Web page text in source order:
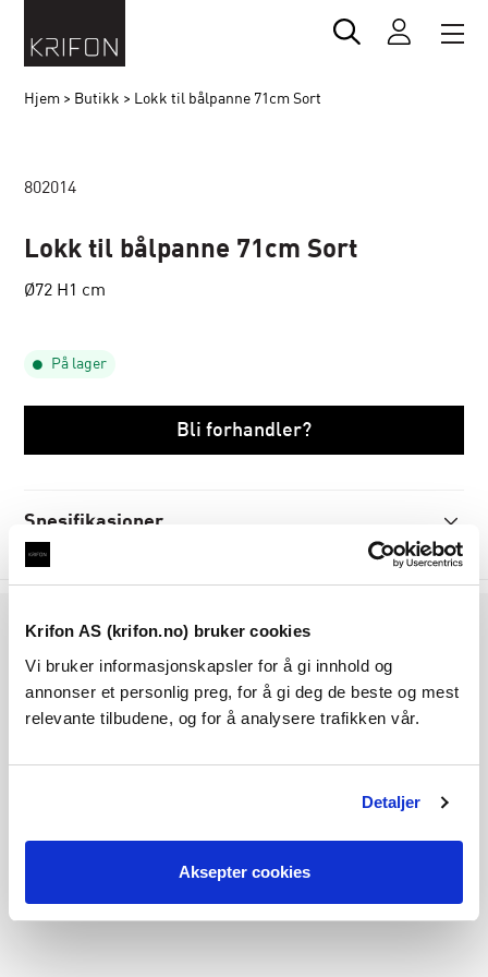
Krifon AS (krifon.no) bruker cookies
Vi bruker informasjonskapsler for å gi innhold og
annonser et personlig preg, for å gi deg de beste og mest
relevante tilbudene, og for å analysere trafikken vår.
Detaljer
Aksepter cookies
Hjem > Butikk > Lokk til bålpanne 71cm Sort
802014
Lokk til bålpanne 71cm Sort
Ø72 H1 cm
På lager
Bli forhandler?
Spesifikasjoner
Følg oss på
Borgeskogen 43A